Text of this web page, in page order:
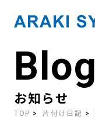
contentBlog
お知らせ
TOP 片付け日記